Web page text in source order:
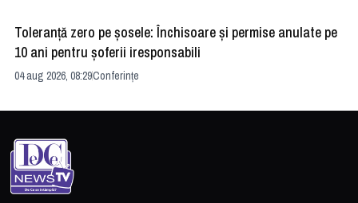
Toleranță zero pe șosele: Închisoare și permise anulate pe
10 ani pentru șoferii iresponsabili
04 aug 2026, 08:29Conferințe